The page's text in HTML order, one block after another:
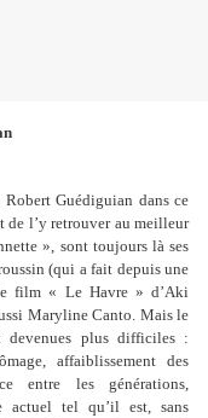
Guédiguian dans ce
de l’y retrouver au meilleur
», sont toujours là ses
(qui a fait depuis une
film « Le Havre » d’Aki
Maryline Canto. Mais le
devenues plus difficiles :
affaiblissement des
entre les générations,
actuel tel qu’il est, sans